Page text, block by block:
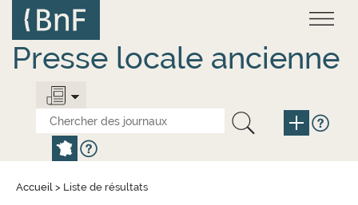
contenu
principal
Presse locale ancienne
Accueil > Liste de résultats
Panneau de gestion des cookies